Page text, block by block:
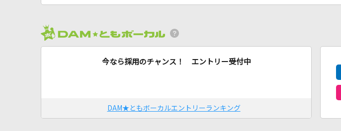
今なら採用のチャンス！ エントリー受付中
DAM★ともボーカルエントリーランキング